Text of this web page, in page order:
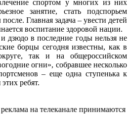
спортом у многих из них
занятие, стать подспорьем
Главная задача – увести детей
воспитание здоровой нации.
дзюдо в последние годы нельзя не
борцы сегодня известны, как в
так и на общероссийском
огни», собравшее несколько
– еще одна ступенька к
ребят.
на телеканале принимаются